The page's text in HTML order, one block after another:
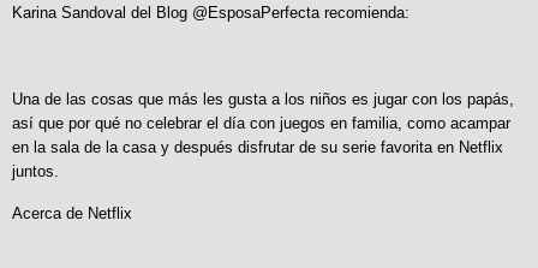
Karina Sandoval del Blog @EsposaPerfecta recomienda:
Una de las cosas que más les gusta a los niños es jugar con los papás,
así que por qué no celebrar el día con juegos en familia, como acampar
en la sala de la casa y después disfrutar de su serie favorita en Netflix
juntos.
Acerca de Netflix